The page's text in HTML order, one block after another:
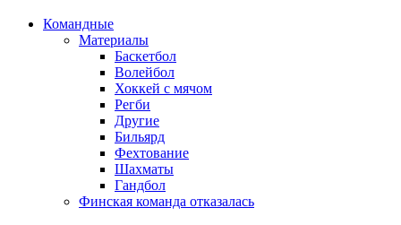
Командные
Материалы
Баскетбол
Волейбол
Хоккей с мячом
Регби
Другие
Бильярд
Фехтование
Шахматы
Гандбол
Финская команда отказалась